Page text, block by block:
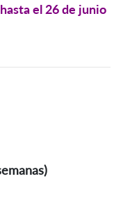
el 26de junio